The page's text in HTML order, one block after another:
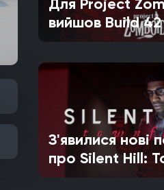
вийшов Build 42
З'явилися нові
про Silent Hill: